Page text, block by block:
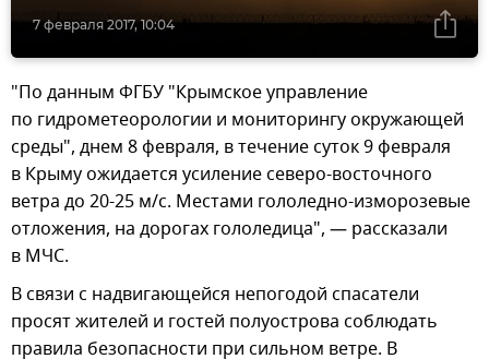
7 февраля 2017, 10:04
"По данным ФГБУ "Крымское управление
по гидрометеорологии и мониторингу окружающей
среды", днем 8 февраля, в течение суток 9 февраля
в Крыму ожидается усиление северо-восточного
ветра до 20-25 м/с. Местами гололедно-изморозевые
отложения, на дорогах гололедица", — рассказали
в МЧС.
В связи с надвигающейся непогодой спасатели
просят жителей и гостей полуострова соблюдать
правила безопасности при сильном ветре. В